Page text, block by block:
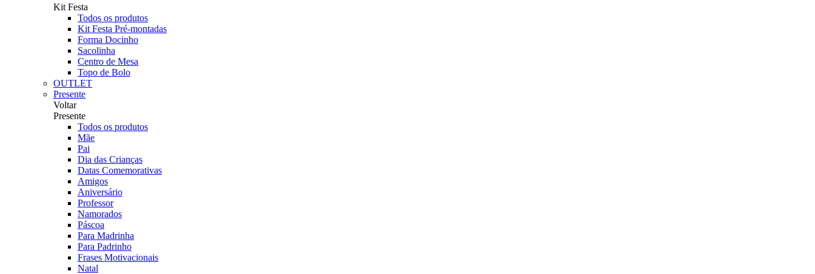
Kit Festa
Todos os produtos
Kit Festa Pré-montadas
Forma Docinho
Sacolinha
Centro de Mesa
Topo de Bolo
OUTLET
Presente
Voltar
Presente
Todos os produtos
Mãe
Pai
Dia das Crianças
Datas Comemorativas
Amigos
Aniversário
Professor
Namorados
Páscoa
Para Madrinha
Para Padrinho
Frases Motivacionais
Natal